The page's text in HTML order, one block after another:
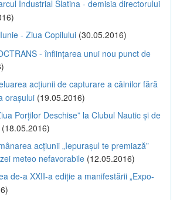
Industrial Slatina - demisia directorului
- Ziua Copilului (30.05.2016)
- înființarea unui nou punct de
acțiunii de capturare a câinilor fără
orașului (19.05.2016)
Porților Deschise” la Clubul Nautic și de
(18.05.2016)
acțiunii „Iepurașul te premiază”
meteo nefavorabile (12.05.2016)
de-a XXII-a ediție a manifestării „Expo-